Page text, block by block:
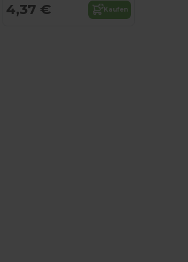
4,37 € Kaufen